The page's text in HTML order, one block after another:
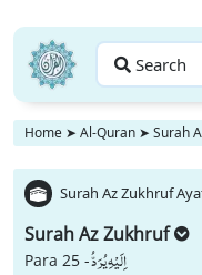
Search
Home ➤ Al-Quran ➤ Surah
Surah Az Zukhruf
Surah Az Zukhruf
Para 25 -اِلَیْهِ یُرَدُّ